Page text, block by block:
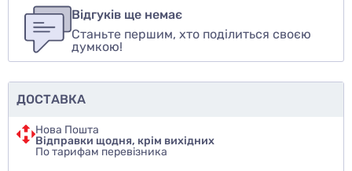
авторизуйтесьили войдите
Оцінити товар
Відгуків ще немає
Станьте першим, хто поділиться своєю
думкою!
ДОСТАВКА
Нова Пошта
Відправки щодня, крім вихідних
По тарифам перевізника